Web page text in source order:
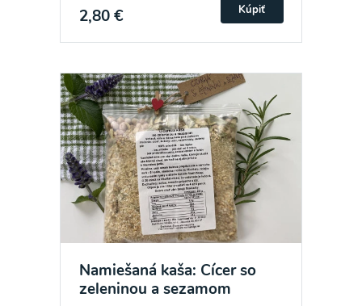
2,80 € Kúpiť
Namiešaná kaša: Cícer so
zeleninou a sezamom